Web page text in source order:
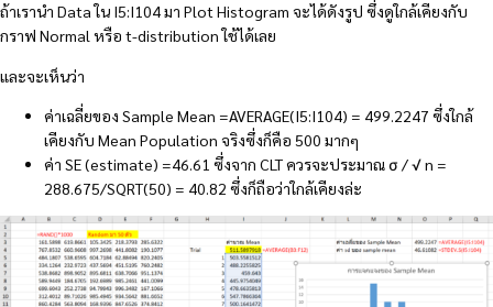
ถ้าเรานำ Data ใน I5:I104 มา Plot Histogram จะได้ดังรูป ซึ่งดูใกล้เคียงกับ
กราฟ Normal หรือ t-distribution ใช้ได้เลย
และจะเห็นว่า
ค่าเฉลี่ยของ Sample Mean =AVERAGE(I5:I104) = 499.2247 ซึ่งใกล้
เคียงกับ Mean Population จริงซึ่งก็คือ 500 มากๆ
ค่า SE (estimate) =46.61 ซึ่งจาก CLT ควรจะประมาณ σ / √ n =
288.675/SQRT(50) = 40.82 ซึ่งก็ถือว่าใกล้เคียงล่ะ